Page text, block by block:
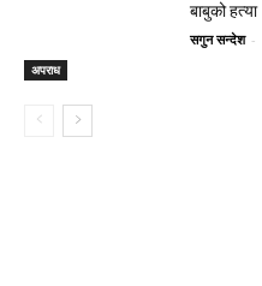
अपराध
बाबुको हत्या
सगुन सन्देश -